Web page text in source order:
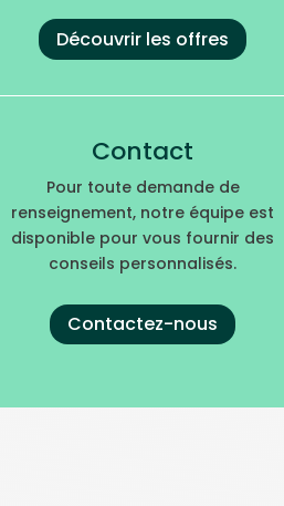
Découvrir les offres
Contact
Pour toute demande de
renseignement, notre équipe est
disponible pour vous fournir des
conseils personnalisés.
Contactez-nous